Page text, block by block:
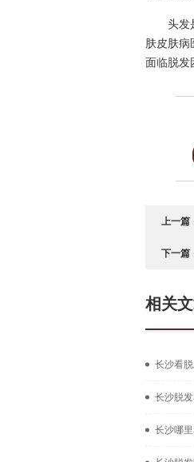
头发
肤皮肤
面临脱发
上一篇
下一篇
相关
长沙看
长沙脱
长沙哪